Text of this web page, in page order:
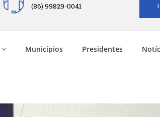
(86) 99829-0041
Municípios Presidentes